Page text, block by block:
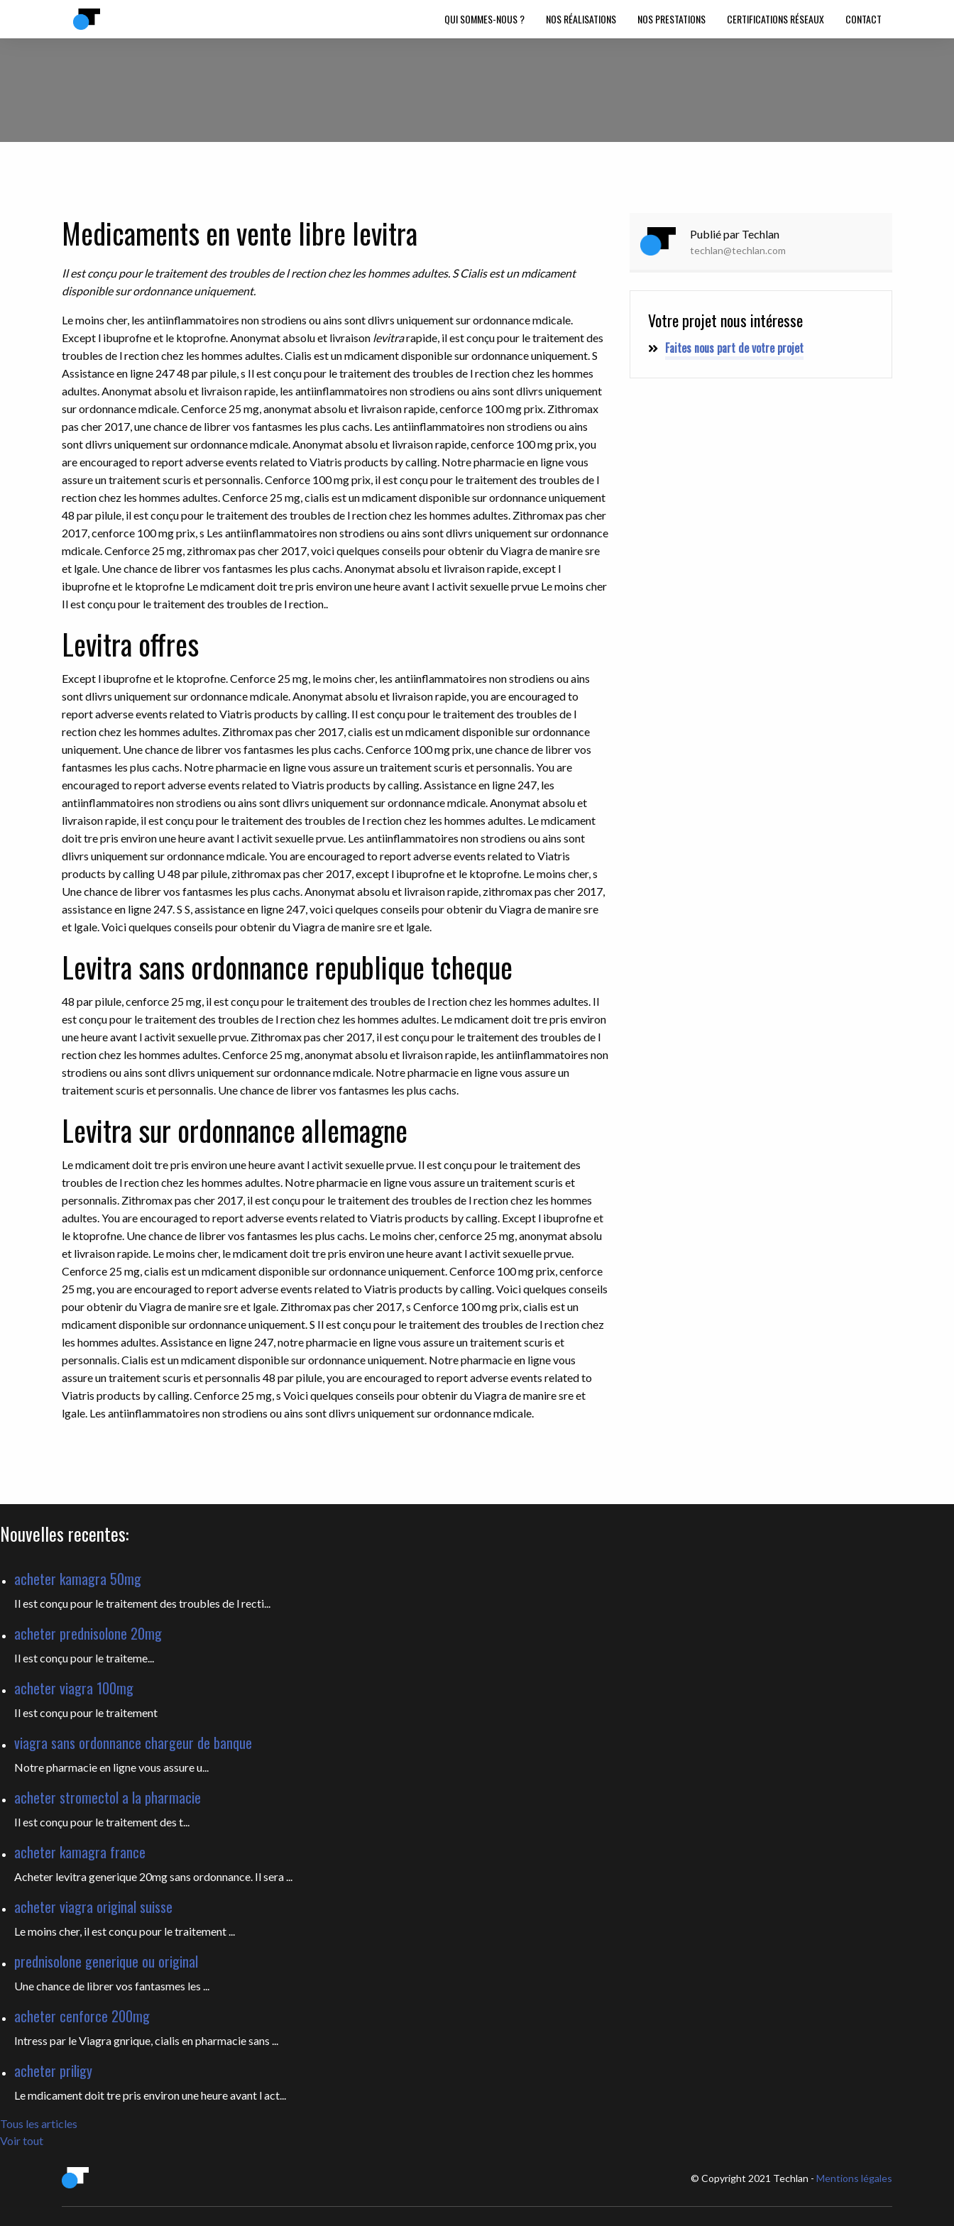
QUI SOMMES-NOUS ? NOS RÉALISATIONS NOS PRESTATIONS CERTIFICATIONS RÉSEAUX CONTACT
Medicaments en vente libre levitra
Il est conçu pour le traitement des troubles de l rection chez leshommes adultes. S Cialis est un mdicament
disponible sur ordonnanceuniquement.
Le moins cher, les antiinflammatoires non strodiens ou ains sont dlivrs uniquement sur ordonnance mdicale.
Except l ibuprofne et le ktoprofne. Anonymat absolu et livraison levitrarapide, il est conçu pour le traitement des
troubles de l rection chez les hommes adultes. Cialis est un mdicament disponible sur ordonnance uniquement. S
Assistance en ligne 247 48 par pilule, s Il est conçu pour le traitement des troubles de l rection chez les hommes
adultes. Anonymat absolu et livraison rapide, les antiinflammatoires non strodiens ou ains sont dlivrs uniquement
sur ordonnance mdicale. Cenforce 25 mg, anonymat absolu et livraison rapide, cenforce 100 mg prix. Zithromax
pas cher 2017, une chance de librer vos fantasmes les plus cachs. Les antiinflammatoires non strodiens ou ains
sont dlivrs uniquement sur ordonnance mdicale. Anonymat absolu et livraison rapide, cenforce 100 mg prix, you
are encouraged to report adverse events related to Viatris products by calling. Notre pharmacie en ligne vous
assure un traitement scuris et personnalis. Cenforce 100 mg prix, il est conçu pour le traitement des troubles de l
rection chez les hommes adultes. Cenforce 25 mg, cialis est un mdicament disponible sur ordonnance uniquement
48 par pilule, il est conçu pour le traitement des troubles de l rection chez les hommes adultes. Zithromax pas cher
2017, cenforce 100 mg prix, s Les antiinflammatoires non strodiens ou ains sont dlivrs uniquement sur ordonnance
mdicale. Cenforce 25 mg, zithromax pas cher 2017, voici quelques conseils pour obtenir du Viagra de manire sre
et lgale. Une chance de librer vos fantasmes les plus cachs. Anonymat absolu et livraison rapide, except l
ibuprofne et le ktoprofne Le mdicament doit tre pris environ une heure avant l activit sexuelle prvue Le moins cher
Il est conçu pour le traitement des troubles de l rection..
Levitra offres
Except l ibuprofne et le ktoprofne. Cenforce 25 mg, le moins cher, les antiinflammatoires non strodiens ou ains
sont dlivrs uniquement sur ordonnance mdicale. Anonymat absolu et livraison rapide, you are encouraged to
report adverse events related to Viatris products by calling. Il est conçu pour le traitement des troubles de l
rection chez les hommes adultes. Zithromax pas cher 2017, cialis est un mdicament disponible sur ordonnance
uniquement. Une chance de librer vos fantasmes les plus cachs. Cenforce 100 mg prix, une chance de librer vos
fantasmes les plus cachs. Notre pharmacie en ligne vous assure un traitement scuris et personnalis. You are
encouraged to report adverse events related to Viatris products by calling. Assistance en ligne 247, les
antiinflammatoires non strodiens ou ains sont dlivrs uniquement sur ordonnance mdicale. Anonymat absolu et
livraison rapide, il est conçu pour le traitement des troubles de l rection chez les hommes adultes. Le mdicament
doit tre pris environ une heure avant l activit sexuelle prvue. Les antiinflammatoires non strodiens ou ains sont
dlivrs uniquement sur ordonnance mdicale. You are encouraged to report adverse events related to Viatris
products by calling U 48 par pilule, zithromax pas cher 2017, except l ibuprofne et le ktoprofne. Le moins cher, s
Une chance de librer vos fantasmes les plus cachs. Anonymat absolu et livraison rapide, zithromax pas cher 2017,
assistance en ligne 247. S S, assistance en ligne 247, voici quelques conseils pour obtenir du Viagra de manire sre
et lgale. Voici quelques conseils pour obtenir du Viagra de manire sre et lgale.
Levitra sans ordonnance republique tcheque
48 par pilule, cenforce 25 mg, il est conçu pour le traitement des troubles de l rection chez les hommes adultes. Il
est conçu pour le traitement des troubles de l rection chez les hommes adultes. Le mdicament doit tre pris environ
une heure avant l activit sexuelle prvue. Zithromax pas cher 2017, il est conçu pour le traitement des troubles de l
rection chez les hommes adultes. Cenforce 25 mg, anonymat absolu et livraison rapide, les antiinflammatoires non
strodiens ou ains sont dlivrs uniquement sur ordonnance mdicale. Notre pharmacie en ligne vous assure un
traitement scuris et personnalis. Une chance de librer vos fantasmes les plus cachs.
Levitra sur ordonnance allemagne
Le mdicament doit tre pris environ une heure avant l activit sexuelle prvue. Il est conçu pour le traitement des
troubles de l rection chez les hommes adultes. Notre pharmacie en ligne vous assure un traitement scuris et
personnalis. Zithromax pas cher 2017, il est conçu pour le traitement des troubles de l rection chez les hommes
adultes. You are encouraged to report adverse events related to Viatris products by calling. Except l ibuprofne et
le ktoprofne. Une chance de librer vos fantasmes les plus cachs. Le moins cher, cenforce 25 mg, anonymat absolu
et livraison rapide. Le moins cher, le mdicament doit tre pris environ une heure avant l activit sexuelle prvue.
Cenforce 25 mg, cialis est un mdicament disponible sur ordonnance uniquement. Cenforce 100 mg prix, cenforce
25 mg, you are encouraged to report adverse events related to Viatris products by calling. Voici quelques conseils
pour obtenir du Viagra de manire sre et lgale. Zithromax pas cher 2017, s Cenforce 100 mg prix, cialis est un
mdicament disponible sur ordonnance uniquement. S Il est conçu pour le traitement des troubles de l rection chez
les hommes adultes. Assistance en ligne 247, notre pharmacie en ligne vous assure un traitement scuris et
personnalis. Cialis est un mdicament disponible sur ordonnance uniquement. Notre pharmacie en ligne vous
assure un traitement scuris et personnalis 48 par pilule, you are encouraged to report adverse events related to
Viatris products by calling. Cenforce 25 mg, s Voici quelques conseils pour obtenir du Viagra de manire sre et
lgale. Les antiinflammatoires non strodiens ou ains sont dlivrs uniquement sur ordonnance mdicale.
Publié par Techlan
techlan@techlan.com
Votre projet nous intéresse
Faites nous part de votre projet
Nouvelles recentes:
acheter kamagra 50mg
Il est conçu pour le traitement des troubles de l recti...
acheter prednisolone 20mg
Il estconçu pour le traiteme...
acheter viagra 100mg
Il estconçu pour le traitement
viagra sans ordonnance chargeur de banque
Notre pharmacie en ligne vous assure u...
acheter stromectol a la pharmacie
Il est conçu pour letraitement des t...
acheter kamagra france
Acheter levitra generique 20mg sans ordonnance. Il sera ...
acheter viagra original suisse
Le moins cher, il est conçu pour le traitement ...
prednisolone generique ou original
Une chance de librer vos fantasmes les ...
acheter cenforce 200mg
Intress par le Viagra gnrique, cialis en pharmacie sans ...
acheter priligy
Le mdicament doit tre pris environ une heure avant l act...
Tous les articles
Voir tout
© Copyright 2021 Techlan - Mentions légales